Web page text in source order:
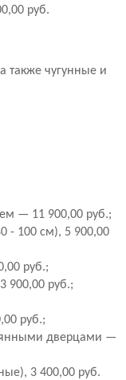
руб.
также чугунные и
— 11 900,00 руб.;
- 100 см), 5 900,00
руб.;
900,00 руб.;
руб.;
дверцами —
3 400,00 руб.